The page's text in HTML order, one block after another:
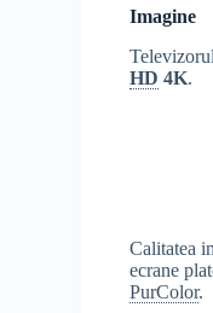
Imagine
HD 4K.
Calitatea
ecrane
PurColor.